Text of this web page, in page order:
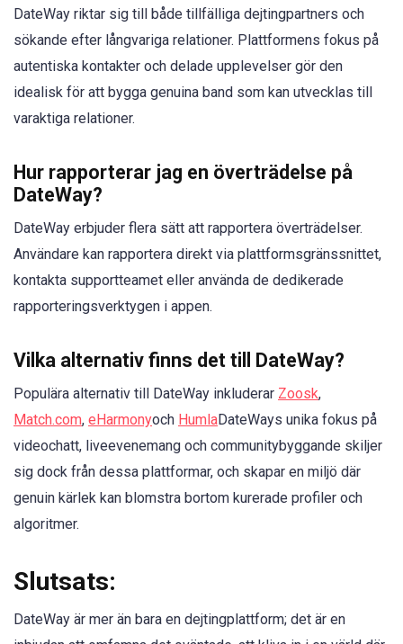
DateWay riktar sig till både tillfälliga dejtingpartners och
sökande efter långvariga relationer. Plattformens fokus på
autentiska kontakter och delade upplevelser gör den
idealisk för att bygga genuina band som kan utvecklas till
varaktiga relationer.
Hur rapporterar jag en överträdelse på
DateWay?
DateWay erbjuder flera sätt att rapportera överträdelser.
Användare kan rapportera direkt via plattformsgränssnittet,
kontakta supportteamet eller använda de dedikerade
rapporteringsverktygen i appen.
Vilka alternativ finns det till DateWay?
Populära alternativ till DateWay inkluderar Zoosk,
Match.com, eHarmonyoch HumlaDateWays unika fokus på
videochatt, liveevenemang och communitybyggande skiljer
sig dock från dessa plattformar, och skapar en miljö där
genuin kärlek kan blomstra bortom kurerade profiler och
algoritmer.
Slutsats:
DateWay är mer än bara en dejtingplattform; det är en